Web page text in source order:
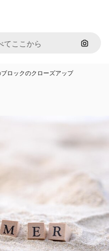
画像で
ロックのクローズアップ